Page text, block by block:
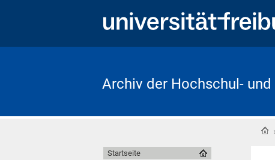
Archiv der Hochschul-
›
Startseite